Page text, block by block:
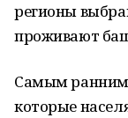
регионы
проживают
Самым
которые